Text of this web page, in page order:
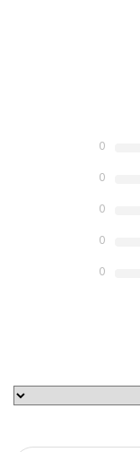
0
0
0
0
0